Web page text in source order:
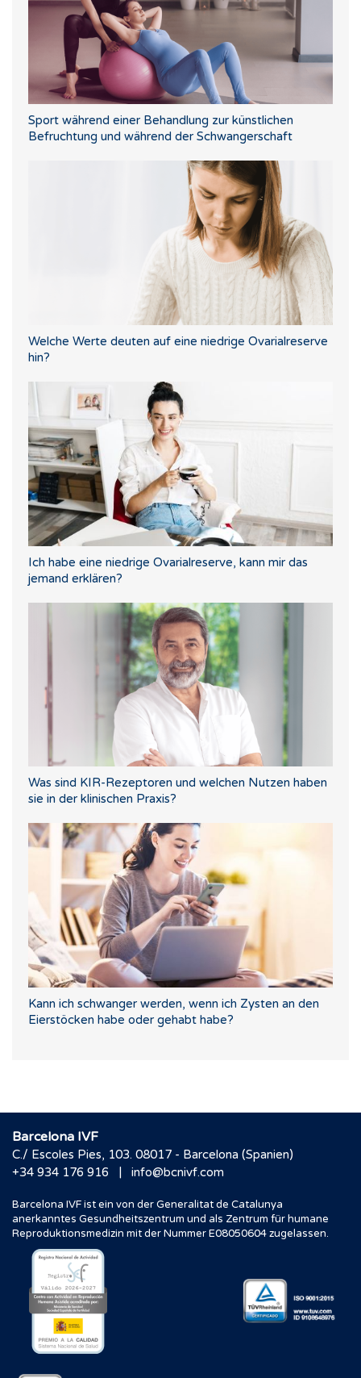
Sport während einer Behandlung zur künstlichen
Befruchtung und während der Schwangerschaft
Welche Werte deuten auf eine niedrige Ovarialreserve
hin?
Ich habe eine niedrige Ovarialreserve, kann mir das
jemand erklären?
Was sind KIR-Rezeptoren und welchen Nutzen haben
sie in der klinischen Praxis?
Kann ich schwanger werden, wenn ich Zysten an den
Eierstöcken habe oder gehabt habe?
Barcelona IVF
C./ Escoles Pies, 103. 08017 - Barcelona (Spanien)
+34 934 176 916
| info@bcnivf.com
Barcelona IVF ist ein von der Generalitat de Catalunya
anerkanntes Gesundheitszentrum und als Zentrum für humane
Reproduktionsmedizin mit der Nummer E08050604 zugelassen.